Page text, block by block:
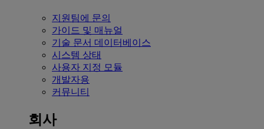
지원팀에 문의
가이드 및 매뉴얼
기술 문서 데이터베이스
시스템 상태
사용자 지정 모듈
개발자용
커뮤니티
회사